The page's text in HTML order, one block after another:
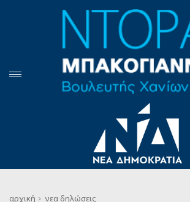
αρχική νεα δηλώσεις